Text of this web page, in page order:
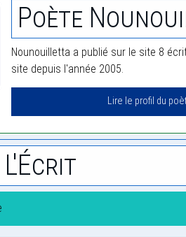
Poète
Nounouilletta a publié sur le site 8
site depuis l'année 2005.
Lire le profil du